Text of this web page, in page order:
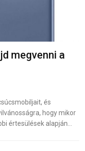
megvenni a
és
hogy mikor
értesülések alapján…